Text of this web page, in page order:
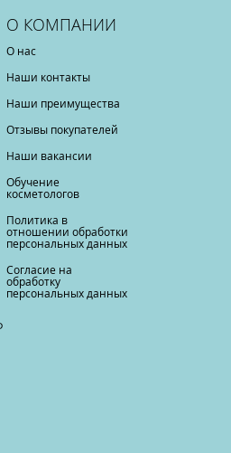
О КОМПАНИИ
О нас
Наши контакты
Наши преимущества
Отзывы покупателей
Наши вакансии
Обучение
косметологов
Политика в
отношении обработки
персональных данных
Согласие на
обработку
персональных данных